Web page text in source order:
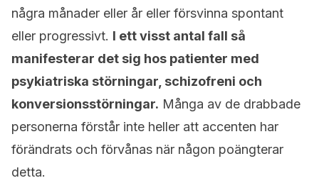
några månader eller år eller försvinna spontant
eller progressivt. I ett visst antal fall så
manifesterar det sig hos patienter med
psykiatriska störningar, schizofreni och
konversionsstörningar. Många av de drabbade
personerna förstår inte heller att accenten har
förändrats och förvånas när någon poängterar
detta.